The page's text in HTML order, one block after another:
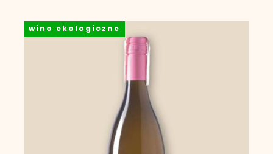
wino ekologiczne